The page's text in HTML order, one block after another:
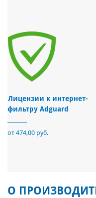
Лицензии к интернет-
фильтру Adguard
от 474,00 руб.
О